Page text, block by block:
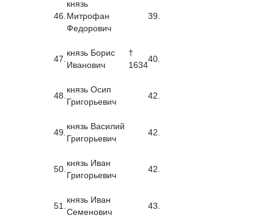
46.
князь
Митрофан
Федорович
39.
47.
князь Борис
Иванович
†
1634
40.
48.
князь Осип
Григорьевич
42.
49.
князь Василий
Григорьевич
42.
50.
князь Иван
Григорьевич
42.
51.
князь Иван
Семенович
43.